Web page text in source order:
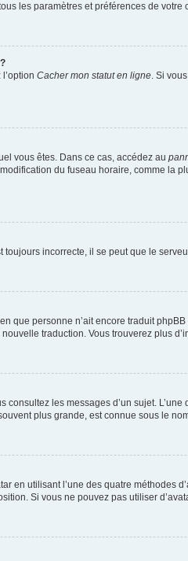
les paramètres et préférences de votre
Cacher mon statut en ligne. Si
vous êtes. Dans ce cas, accédez au
du fuseau horaire, comme la
incorrecte, il se peut que le
que personne n’ait encore traduit
traduction. Vous trouverez plus
les messages d’un sujet.
plus grande, est connue sous le
en utilisant l’une des quatre méthodes
Si vous ne pouvez pas utiliser